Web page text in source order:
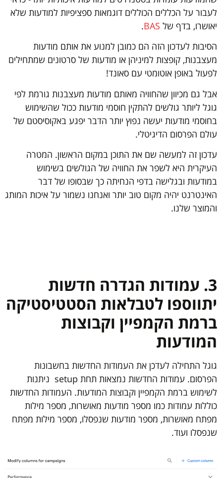
לעבור על הכללים הכוללים דוגמאות ספציפיות למודעות שלא
יאושרו, בדף של BAS
.
הסיבות לעדכון הזה הם כמובן למנוע את אותם מודעות
מעצבנות, קופצות למיניהן או מודעות של סרטונים שמתחילים
לפעול באופן אוטומטי עם סאונד!
אבל גם מכיוון שהחוויה מאותם מודעות מעצבנות גורמת לפי
גוגל ליותר גולשים להתקין חוסמי מודעות ככול שהשימוש
בחוסמי מודעות יעשה נפוץ יותר הדבר יפגע באקוסיסטם של
עולם הפרסום הדיגיטלי.
עדכון זה למעשה שם את התוכן במקום הראשון. המטרה
העיקרית היא לשפר את החוויה של הגולשים בשימוש
במודעות ובגלישה בדפי הנחיתה כך שבסופו של דבר
האינטרנט יהיה מקום טוב יותר ואנחנו נשמור על איכות המותג
והמוצר שלנו.
3. עמודות הגדרה חדשות
יתווספו לטבלאות הסטטיסטיקה
ברמת הקמפיין וקבוצות
המודעות
גוגל התחילה לעדכן את העמודות החדשות בחשבונות
הפרסום. עמודות החדשות נמצאות תחת setup ניתנות
לשימוש ברמת הקמפיין וקבוצות המודעות. העמודות החדשות
כוללות עמודות כמו מספר מודעות מאושרות, מספר מילות
מפתח מאושרות, מספר מודעות שנפסלו, מספר מילות מפתח
שנפסלו ועוד.